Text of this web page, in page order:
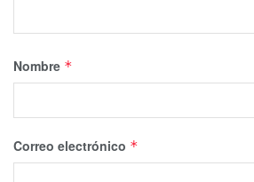
Nombre *
Correo electrónico *